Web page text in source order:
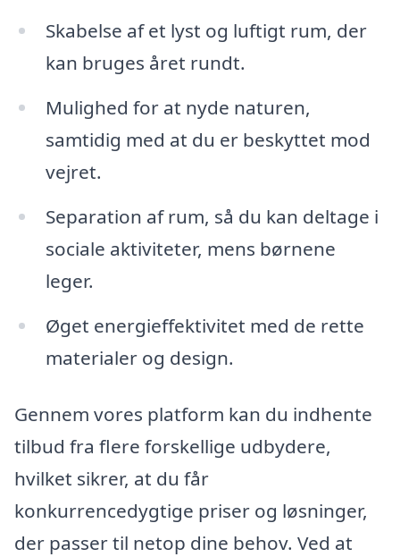
Skabelse af et lyst og luftigt rum, der
kan bruges året rundt.
Mulighed for at nyde naturen,
samtidig med at du er beskyttet mod
vejret.
Separation af rum, så du kan deltage i
sociale aktiviteter, mens børnene
leger.
Øget energieffektivitet med de rette
materialer og design.
Gennem vores platform kan du indhente
tilbud fra flere forskellige udbydere,
hvilket sikrer, at du får
konkurrencedygtige priser og løsninger,
der passer til netop dine behov. Ved at